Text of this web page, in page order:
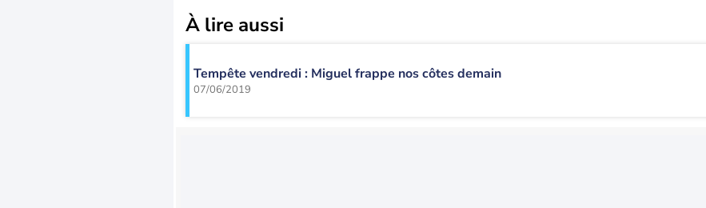
À lire aussi
Tempête vendredi : Miguel frappe nos côtes demain
07/06/2019